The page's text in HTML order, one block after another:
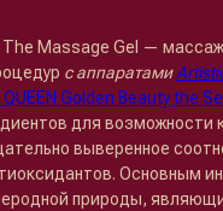
The Massage Gel —
с аппаратами
QUEEN Golden Beauty the
для возможности
выверенное
Основным
природы,